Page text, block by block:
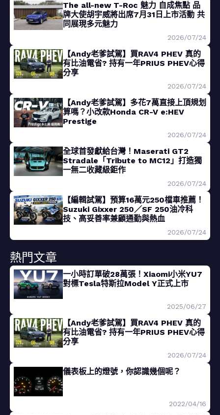
The all-new T-Roc 魅力 自成焦點 品
牌大使胡宇威將出席7月31日上市活動 共
同展現多元魅力
2026/07/24
【Andy老爹試駕】買RAV4 PHEV 真的
有比油電省? 持有一年PRIUS PHEV心得
分享
2026/07/24
【Andy老爹試駕】多花7萬直接上頂規划
算嗎？小改款Honda CR-V e:HEV
Prestige
2026/07/24
全球首發獻給台灣！Maserati GT2
Stradale「Tribute to MC12」打造獨
一無二收藏級鉅作
2026/07/24
【編輯試駕】預算16萬元250檔車推薦！
Suzuki Gixxer 250／SF 250油冷科
技、高妥善率兼顧通勤與熱血
2026/07/24
熱門文章
一小時訂單破28萬張！Xiaomi小米YU7
對標Tesla特斯拉Model Y正式上市
2025/06/27
【Andy老爹試駕】買RAV4 PHEV 真的
有比油電省? 持有一年PRIUS PHEV心得
分享
2026/07/24
儀表板上的燈號，你認識幾個呢？
2022/04/16